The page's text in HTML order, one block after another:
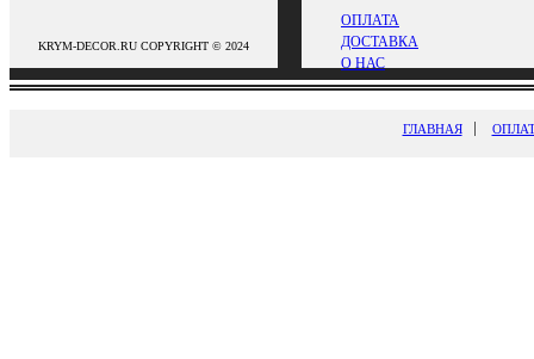
KRYM-DECOR.RU COPYRIGHT © 2024
ОПЛАТА
ДОСТАВКА
О НАС
ГЛАВНАЯ